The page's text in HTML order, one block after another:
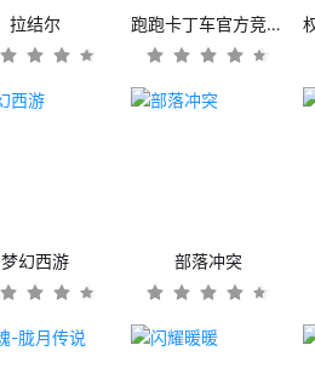
拉结尔 跑跑卡丁车官方竞速版
梦幻西游 部落冲突